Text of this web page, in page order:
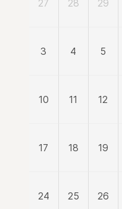
27 28 29
3 4 5
10 11 12
17 18 19
24 25 26